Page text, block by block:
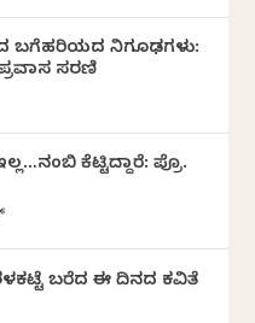
ಬಗೆಹರಿಯದ ನಿಗೂಢಗಳು:
ಸರಣಿ
ಕೆಟ್ಟಿದ್ದಾರೆ: ಪ್ರೊ.
ಬರೆದ ಈ ದಿನದ ಕವಿತೆ